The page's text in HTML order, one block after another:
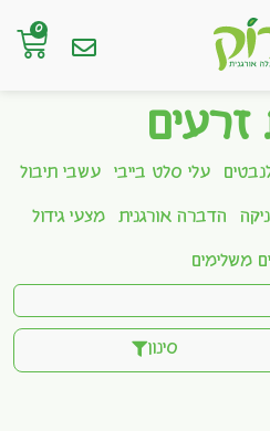
0
זרעים
עלי סלט בייבי עשבי תיבול
הדברה אורגנית מצעי גידול
משלימים
סינון